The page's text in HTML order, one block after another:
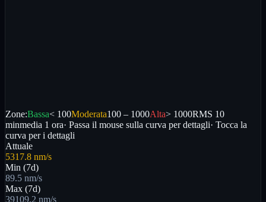
Zone:Bassa< 100Moderata100 – 1000Alta> 1000RMS 10
minmedia 1 ora· Passa il mouse sulla curva per dettagli· Tocca la
curva per i dettagli
Attuale
5317.8 nm/s
Min (7d)
89.5 nm/s
Max (7d)
39109.2 nm/s